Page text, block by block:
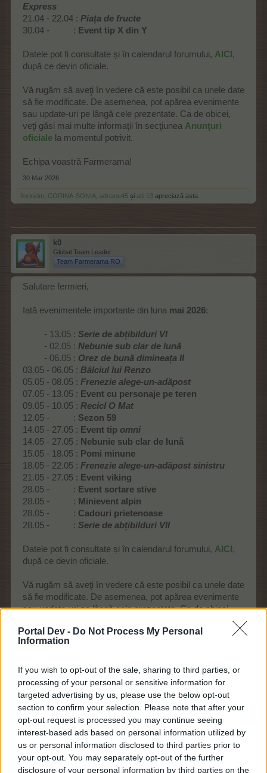
Portal Dev - Do Not Process My Personal
Information
If you wish to opt-out of the sale, sharing to third parties, or
processing of your personal or sensitive information for
targeted advertising by us, please use the below opt-out
section to confirm your selection. Please note that after your
opt-out request is processed you may continue seeing
interest-based ads based on personal information utilized by
us or personal information disclosed to third parties prior to
your opt-out. You may separately opt-out of the further
disclosure of your personal information by third parties on the
Express
21.04 - 22.04 : Piața de fructe
30.04 -
: Event tip X din Y
Datele pot fi consultate și în calendarul forumului, AICI ,
după ce devin oficiale.
Vă rugăm să aveţi în vedere că este posibil ca unele date
să fie modificate. De asemenea, pot apărea evenimente
sau update-uri pe lângă cele prezentate. Ca de obicei,
veţi găsi mai multe informaţii în secţiunea Anunţuri
oficiale la momentul potrivit.
Echipa voastră Farmerama!
30 Mar 2026
florinidm CORINA-SONIA adriane45 și alți 13 apreciază asta.
k0
Global Team Leader
Team Farmerama RO
Salutare fermieri,
Iată evenimentele importante din luna mai 2026:
- 13.05 : Serie de abțibilduri VI
- 02.05 : Nebunie sub clar de lună
- 06.05 : Orez de bună dimineața II
03.05 - 06.05 : Bâlciul lui Renzo
05.05 - 08.05 : Frenezie alege-un-adăpost
07.05 - 13.05 : Event cu personaje pe teren
09.05 - 10.05 : Recicl O Mat
12.05 -
: Sezon 59
14.05 - 27.05 : Event tip omni
14.05 - 27.05 : Nebunie sub clar de lună
15.05 - 18.05 : Pomi minune
18.05 - 22.05 : Frenezie alege-un-adăpost sinistru
21.05 - 27.05 : Event viking
28.05 -
: Event sortare stive
28.05 -
: Minievent alpin
28.05 -
: Cadouri prietenoase
28.05 -
: Serie de abțibilduri VII
Datele pot fi consultate și în calendarul forumului, AICI ,
după ce devin oficiale.
Vă rugăm să aveţi în vedere că este posibil ca unele date
să fie modificate. De asemenea, pot apărea evenimente
sau update-uri pe lângă cele prezentate. Ca de obicei,
oficialela momentul potrivit.
30 Apr 2026
valecorina florinidm Armani_Smekerita apreciază asta.
k0
Global Team Leader
Team Farmerama RO